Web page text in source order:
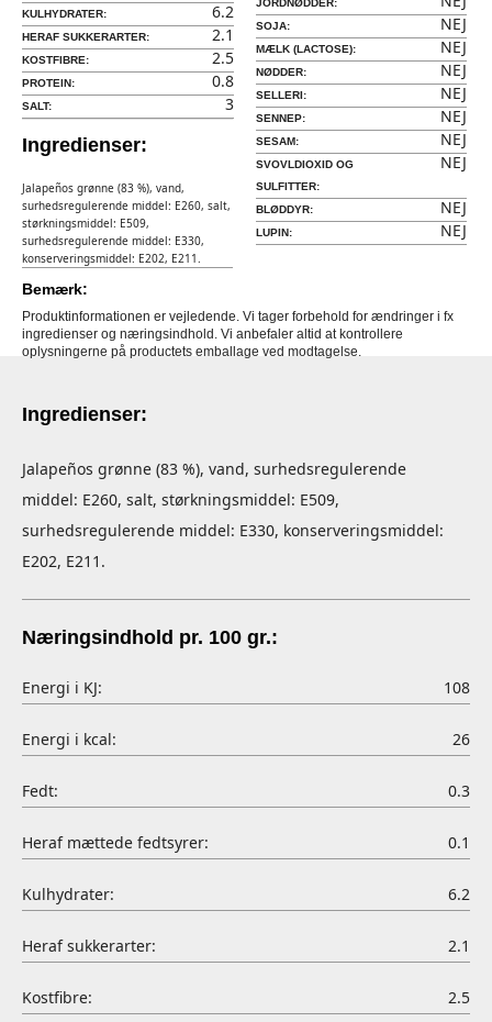
KULHYDRATER: 6.2
HERAF SUKKERARTER: 2.1
KOSTFIBRE: 2.5
PROTEIN: 0.8
SALT: 3
Ingredienser:
Jalapeños grønne (83 %), vand,
surhedsregulerende middel: E260, salt,
størkningsmiddel: E509,
surhedsregulerende middel: E330,
konserveringsmiddel: E202, E211.
JORDNØDDER:
SOJA: NEJ
MÆLK (LACTOSE): NEJ
NØDDER: NEJ
SELLERI: NEJ
SENNEP: NEJ
SESAM: NEJ
SVOVLDIOXID OG
SULFITTER:
NEJ
BLØDDYR: NEJ
LUPIN: NEJ
Bemærk:
Produktinformationen er vejledende. Vi tager forbehold for ændringer i fx
ingredienser og næringsindhold. Vi anbefaler altid at kontrollere
oplysningerne på productets emballage ved modtagelse.
Ingredienser:
Jalapeños grønne (83 %), vand, surhedsregulerende
middel: E260, salt, størkningsmiddel: E509,
surhedsregulerende middel: E330, konserveringsmiddel:
E202, E211.
Næringsindhold pr. 100 gr.:
Energi i KJ: 108
Energi i kcal: 26
Fedt: 0.3
Heraf mættede fedtsyrer: 0.1
Kulhydrater: 6.2
Heraf sukkerarter: 2.1
Kostfibre: 2.5